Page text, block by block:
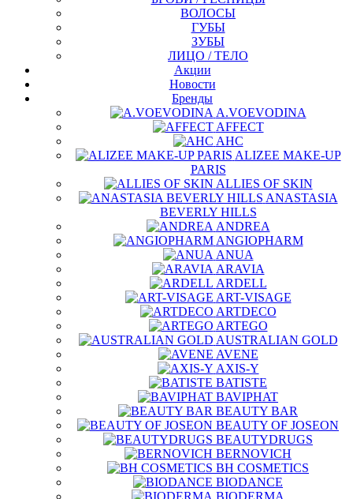
ВОЛОСЫ
ГУБЫ
ЗУБЫ
ЛИЦО / ТЕЛО
Акции
Новости
Бренды
A.VOEVODINA
AFFECT
AHC
ALIZEE MAKE-UP
PARIS
ALLIES OF SKIN
ANASTASIA
BEVERLY HILLS
ANDREA
ANGIOPHARM
ANUA
ARAVIA
ARDELL
ART-VISAGE
ARTDECO
ARTEGO
AUSTRALIAN GOLD
AVENE
AXIS-Y
BATISTE
BAVIPHAT
BEAUTY BAR
BEAUTY OF JOSEON
BEAUTYDRUGS
BERNOVICH
BH COSMETICS
BIODANCE
BIODERMA